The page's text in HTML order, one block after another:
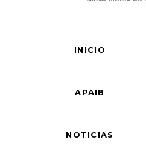
INICIO
APAIB
NOTICIAS